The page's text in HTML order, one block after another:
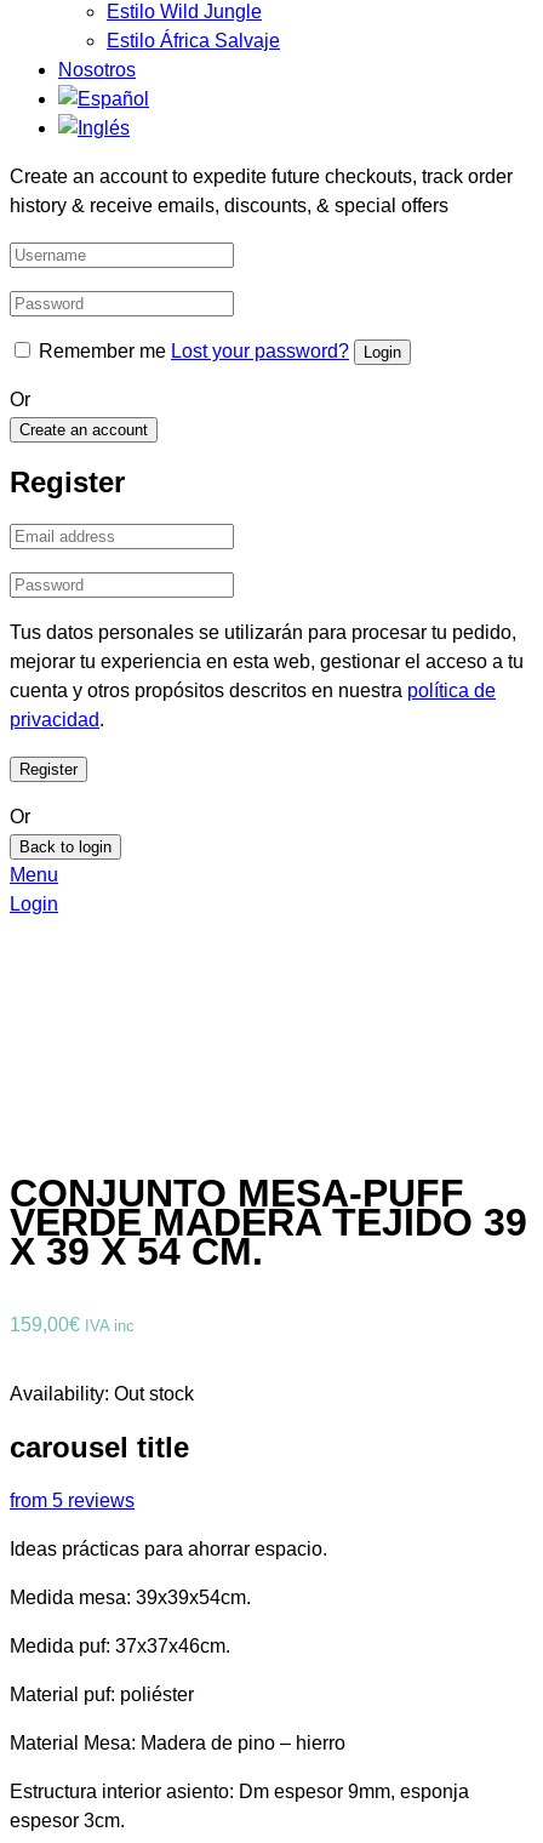
Estilo Wild Jungle
Estilo África Salvaje
Nosotros
Create an account to expedite future checkouts, track order
history & receive emails, discounts, & special offers
Remember me Lost your password?
Or
Create an account
Register
Tus datos personales se utilizarán para procesar tu pedido,
mejorar tu experiencia en esta web, gestionar el acceso a tu
cuenta y otros propósitos descritos en nuestra política de
privacidad.
Or
Back to login
Menu
Login
CONJUNTO MESA-PUFF
VERDE MADERA TEJIDO 39
X 39 X 54 CM.
159,00€ IVA inc
Availability: Out stock
carousel title
from 5 reviews
Ideas prácticas para ahorrar espacio.
Medida mesa: 39x39x54cm.
Medida puf: 37x37x46cm.
Material puf: poliéster
Material Mesa: Madera de pino – hierro
Estructura interior asiento: Dm espesor 9mm, esponja
espesor 3cm.